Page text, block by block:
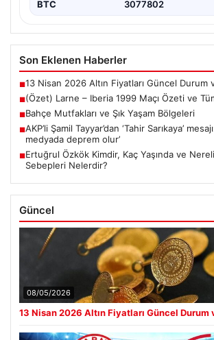
BTC 3077802
Son Eklenen Haberler
■13 Nisan 2026 Altın Fiyatları Güncel Durum
■(Özet) Larne – Iberia 1999 Maçı Özeti ve
■Bahçe Mutfakları ve Şık Yaşam Bölgeleri
■AKP’li Şamil Tayyar’dan ‘Tahir Sarıkaya’
medyada deprem olur’
■Ertuğrul Özkök Kimdir, Kaç Yaşında ve
Sebepleri Nelerdir?
Güncel
08/05/2026
13 Nisan 2026 Altın Fiyatları Güncel